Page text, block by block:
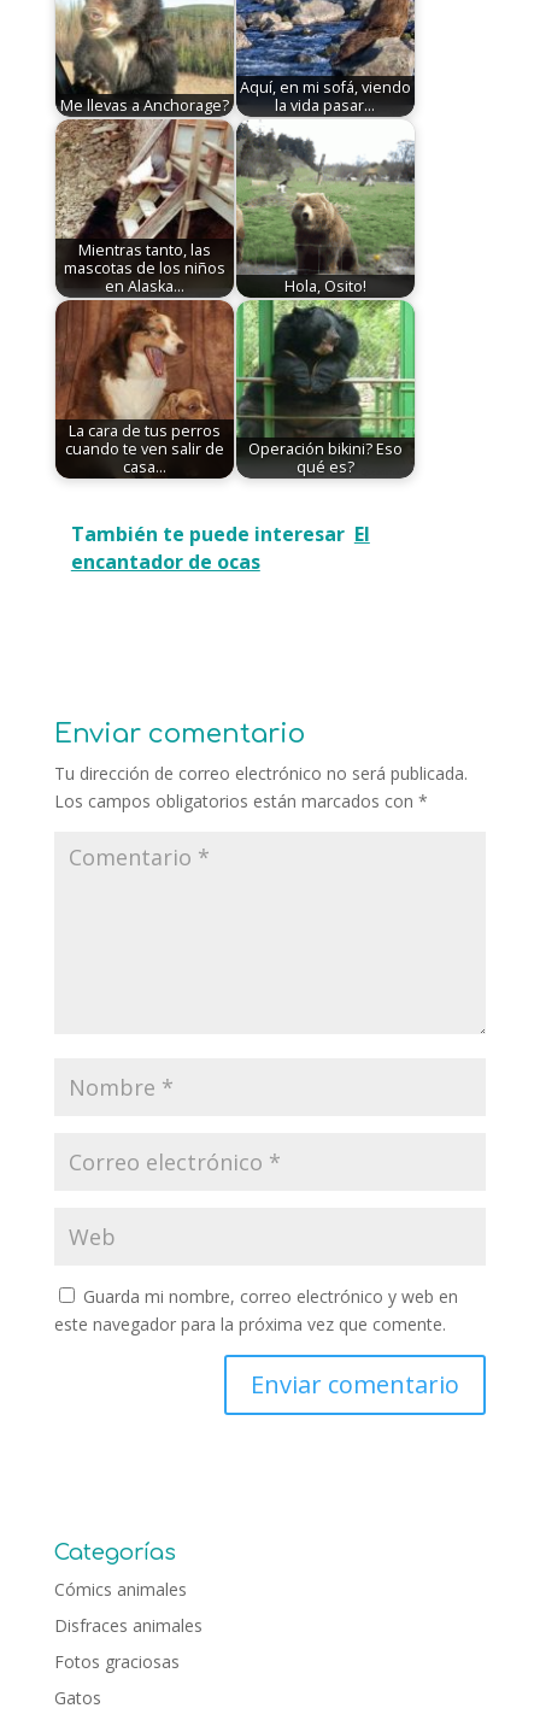
Me llevas a Anchorage?
Aquí, en mi sofá, viendo
la vida pasar...
Mientras tanto, las
mascotas de los niños
en Alaska...
Hola, Osito!
La cara de tus perros
cuando te ven salir de
casa…
Operación bikini? Eso
qué es?
También te puede interesar El
encantador de ocas
Enviar comentario
Tu dirección de correo electrónico no será publicada.
Los campos obligatorios están marcados con *
Guarda mi nombre, correo electrónico y web en
este navegador para la próxima vez que comente.
Categorías
Cómics animales
Disfraces animales
Fotos graciosas
Gatos